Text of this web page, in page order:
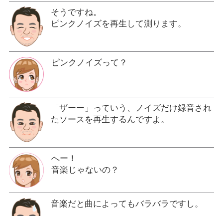
そうですね。
ピンクノイズを再生して測ります。
ピンクノイズって？
「ザーー」っていう、ノイズだけ録音され
たソースを再生するんですよ。
へー！
音楽じゃないの？
音楽だと曲によってもバラバラですし。